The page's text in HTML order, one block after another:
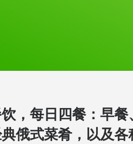
，每日四餐：早
俄式菜肴，以及各